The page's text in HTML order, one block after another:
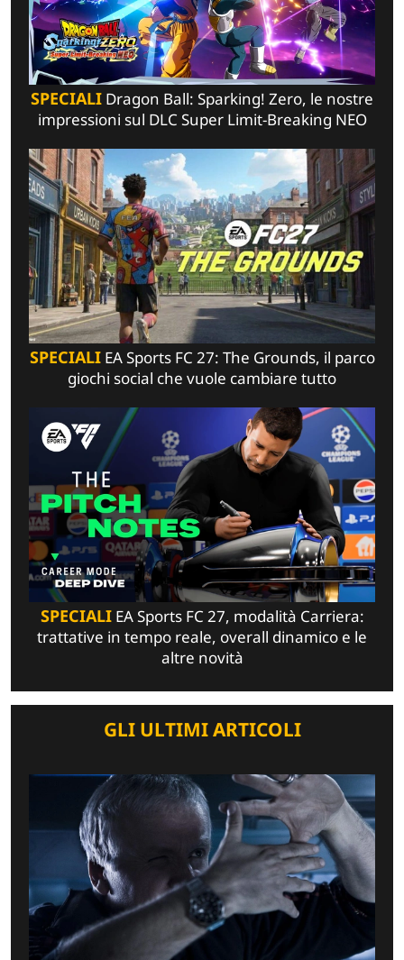
SPECIALI Dragon Ball: Sparking! Zero, le nostre
impressioni sul DLC Super Limit-Breaking NEO
SPECIALIEA Sports FC 27: The Grounds, il parco
giochi social che vuole cambiare tutto
SPECIALIEA Sports FC 27, modalità Carriera:
trattative in tempo reale, overall dinamico e le
altre novità
GLI ULTIMI ARTICOLI